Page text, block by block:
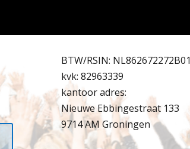
BTW/RSIN: NL862672272B01
kvk: 82963339
kantoor adres:
Nieuwe Ebbingestraat 133
9714 AM Groningen